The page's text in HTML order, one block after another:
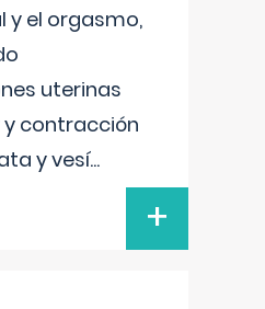
y el orgasmo,
uterinas
y contracción
y vesí...
+